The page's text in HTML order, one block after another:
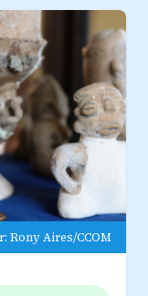
Rony Aires/CCOM